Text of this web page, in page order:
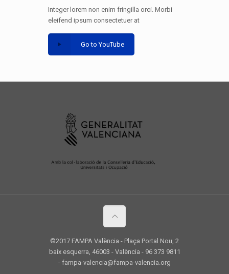
Integer lorem non enim fringilla orci. Morbi
eleifend ipsum consectetuer at
Go to YouTube
©2017 FAMPA València - Plaça Portal Nou, 2
baix esquerra, 46003 - València - 96 373 9811
- fampa-valencia@fampa-valencia.org